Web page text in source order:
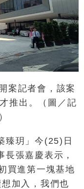
案記者會，該案
推出。（圖／記
臻玥」今(25)日
張嘉慶表示，
買進第一塊基地
加入，我們也